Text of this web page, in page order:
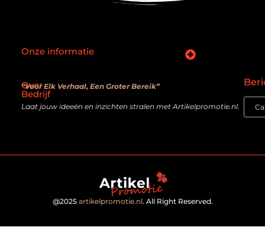
Over
Bedrijf
“Voor Elk Verhaal, Een Groter Bereik”
Laat jouw ideeën en inzichten stralen met Artikelpromotie.nl.
Onze informatie
@2025 artikelpromotie.nl. All Right Reserved.